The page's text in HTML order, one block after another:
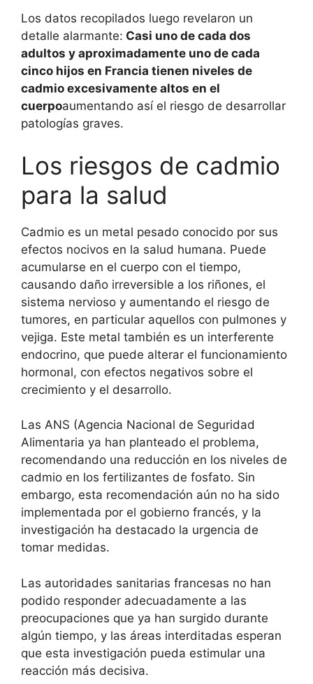
Los datos recopilados luego revelaron un
detalle alarmante: Casi uno de cada dos
adultos y aproximadamente uno de cada
cinco hijos en Francia tienen niveles de
cadmio excesivamente altos en el
cuerpoaumentando así el riesgo de desarrollar
patologías graves.
Los riesgos de cadmio
para la salud
Cadmio es un metal pesado conocido por sus
efectos nocivos en la salud humana. Puede
acumularse en el cuerpo con el tiempo,
causando daño irreversible a los riñones, el
sistema nervioso y aumentando el riesgo de
tumores, en particular aquellos con pulmones y
vejiga. Este metal también es un interferente
endocrino, que puede alterar el funcionamiento
hormonal, con efectos negativos sobre el
crecimiento y el desarrollo.
Las ANS (Agencia Nacional de Seguridad
Alimentaria ya han planteado el problema,
recomendando una reducción en los niveles de
cadmio en los fertilizantes de fosfato. Sin
embargo, esta recomendación aún no ha sido
implementada por el gobierno francés, y la
investigación ha destacado la urgencia de
tomar medidas.
Las autoridades sanitarias francesas no han
podido responder adecuadamente a las
preocupaciones que ya han surgido durante
algún tiempo, y las áreas interditadas esperan
que esta investigación pueda estimular una
reacción más decisiva.